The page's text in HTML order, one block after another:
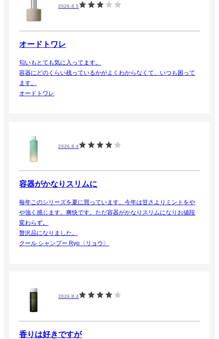
2026.8.5
オードトワレ
匂いもとても気に入ってます。
容器にどのくらい残っているかがよくわからなくて、いつも困って
ます。
オードトワレ
2026.8.4
容器がかなりスリムに
毎年このシリーズを夏に買っています。今年は甘さよりミントをや
や強く感じます。爽快です。ただ容器がかなりスリムになりお値段
変わらず。
贅沢品になりました。
クール シャンプー Ryo〈リョウ〉
2026.8.4
香りは好きですが